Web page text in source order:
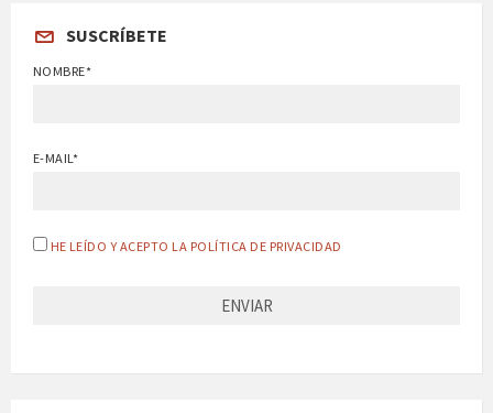
SUSCRÍBETE
NOMBRE*
E-MAIL*
HE LEÍDO Y ACEPTO LA POLÍTICA DE PRIVACIDAD